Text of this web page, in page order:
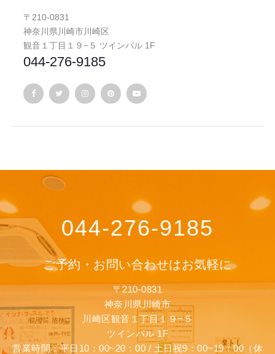
〒210-0831
神奈川県川崎市川崎区
観音１丁目１９−５ ツインパル 1F
044-276-9185
044-276-9185
ご予約・お問い合わせはお気軽に
〒210-0831
神奈川県川崎市
川崎区観音１丁目１９−５
ツインパル 1F
営業時間：平日10：00~20：00 / 土日祝9：00~19：00（休